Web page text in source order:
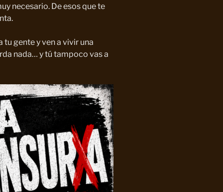
necesario. De esos que te
gente y ven a vivir una
nada… y tú tampoco vas a